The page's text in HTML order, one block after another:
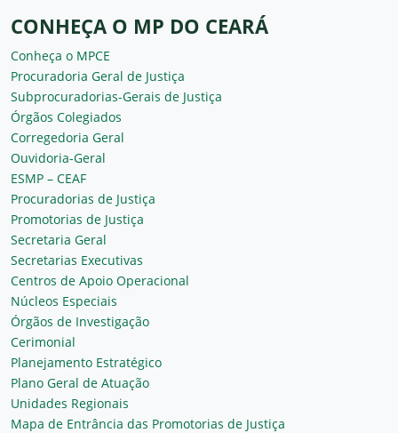
CONHEÇA O MP DO CEARÁ
Conheça o MPCE
Procuradoria Geral de Justiça
Subprocuradorias-Gerais de Justiça
Órgãos Colegiados
Corregedoria Geral
Ouvidoria-Geral
ESMP – CEAF
Procuradorias de Justiça
Promotorias de Justiça
Secretaria Geral
Secretarias Executivas
Centros de Apoio Operacional
Núcleos Especiais
Órgãos de Investigação
Cerimonial
Planejamento Estratégico
Plano Geral de Atuação
Unidades Regionais
Mapa de Entrância das Promotorias de Justiça